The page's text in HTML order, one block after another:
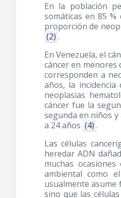
En la población
somáticas en 85
proporción de
(2) .
En Venezuela, el
cáncer en menores
corresponden a
años, la
neoplasias
cáncer fue la
segunda en niños y
a 24 años (4) .
Las células
heredar ADN
muchas
ambiental como
usualmente asume
sino que las